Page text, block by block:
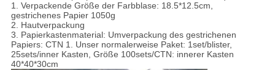
1. Verpackende Größe der Farbblase: 18.5*12.5cm,
gestrichenes Papier 1050g
2. Hautverpackung
3. Papierkastenmaterial: Umverpackung des gestrichenen
Papiers: CTN 1. Unser normalerweise Paket: 1set/blister,
25sets/inner Kasten, Größe 100sets/CTN: innerer Kasten
40*40*30cm